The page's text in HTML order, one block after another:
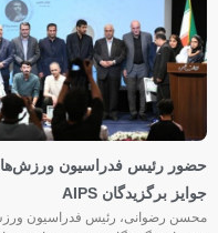
حضور رئیس فدراسیون
جوایز برگزیدگان AIPS
محسن رضوانی، رئیس فدراسیون